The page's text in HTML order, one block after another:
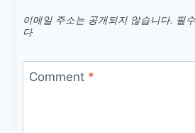
이메일 주소는 공개되지 않습니다. 필
다
Comment *